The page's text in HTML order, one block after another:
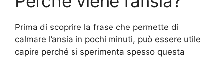
Prima di scoprire la frase che permette di
calmare l’ansia in pochi minuti, può essere utile
capire perché si sperimenta spesso questa